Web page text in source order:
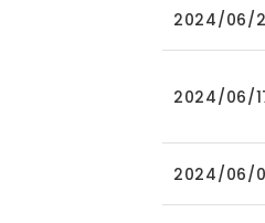
2024/06/
2024/06/
2024/06/